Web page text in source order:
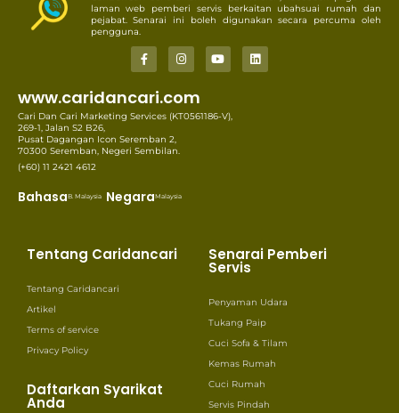
laman web pemberi servis berkaitan ubahsuai rumah dan
pejabat. Senarai ini boleh digunakan secara percuma oleh
pengguna.
www.caridancari.com
Cari Dan Cari Marketing Services (KT0561186-V),
269-1, Jalan S2 B26,
Pusat Dagangan Icon Seremban 2,
70300 Seremban, Negeri Sembilan.
(+60) 11 2421 4612
BahasaB. Malaysia NegaraMalaysia
Tentang Caridancari
Tentang Caridancari
Artikel
Terms of service
Privacy Policy
Daftarkan Syarikat
Anda
Senarai Pemberi
Servis
Penyaman Udara
Tukang Paip
Cuci Sofa & Tilam
Kemas Rumah
Cuci Rumah
Servis Pindah